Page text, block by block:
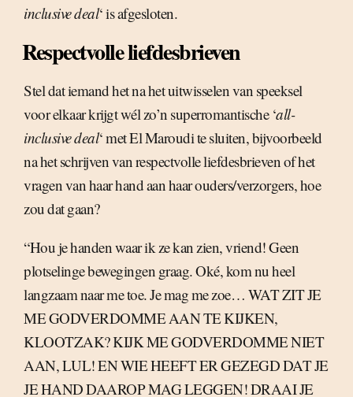
inclusive deal‘ is afgesloten.
Respectvolle liefdesbrieven
Stel dat iemand het na het uitwisselen van speeksel
voor elkaar krijgt wél zo’n superromantische ‘all-
inclusive deal‘ met El Maroudi te sluiten, bijvoorbeeld
na het schrijven van respectvolle liefdesbrieven of het
vragen van haar hand aan haar ouders/verzorgers, hoe
zou dat gaan?
“Hou je handen waar ik ze kan zien, vriend! Geen
plotselinge bewegingen graag. Oké, kom nu heel
langzaam naar me toe. Je mag me zoe… WAT ZIT JE
ME GODVERDOMME AAN TE KIJKEN,
KLOOTZAK? KIJK ME GODVERDOMME NIET
AAN, LUL! EN WIE HEEFT ER GEZEGD DAT JE
JE HAND DAAROP MAG LEGGEN! DRAAI JE